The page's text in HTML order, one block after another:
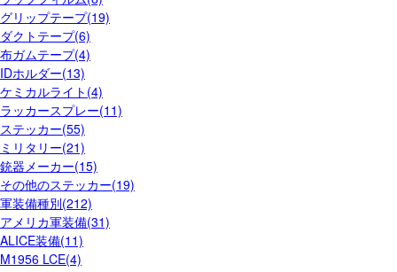
グリップテープ(19)
ダクトテープ(6)
布ガムテープ(4)
IDホルダー(13)
ケミカルライト(4)
ラッカースプレー(11)
ステッカー(55)
ミリタリー(21)
銃器メーカー(15)
その他のステッカー(19)
軍装備種別(212)
アメリカ軍装備(31)
ALICE装備(11)
M1956 LCE(4)